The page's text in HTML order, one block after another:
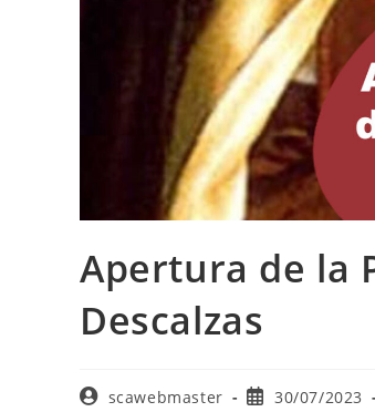
Apertura de la
Descalzas
scawebmaster
30/07/2023